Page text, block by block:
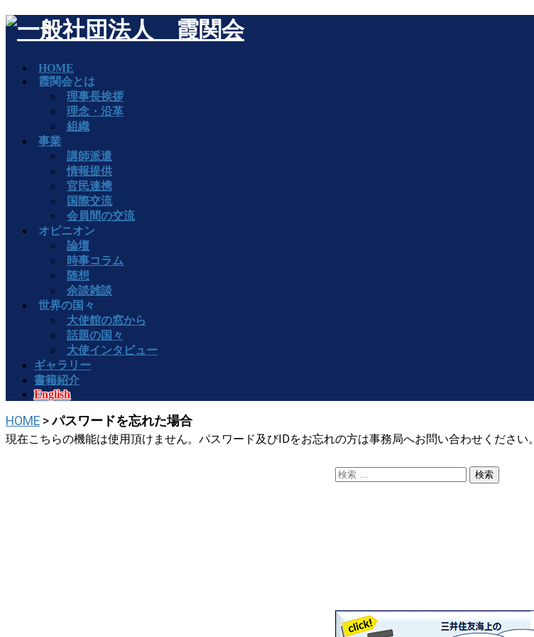
HOME
霞関会とは
理事長挨拶
理念・沿革
組織
事業
講師派遣
情報提供
官民連携
国際交流
会員間の交流
オピニオン
論壇
時事コラム
随想
余談雑談
世界の国々
大使館の窓から
話題の国々
大使インタビュー
ギャラリー
書籍紹介
English
HOME >パスワードを忘れた場合
現在こちらの機能は使用頂けません。パスワード及びIDをお忘れの方は事務局へお問い合わせください。
検